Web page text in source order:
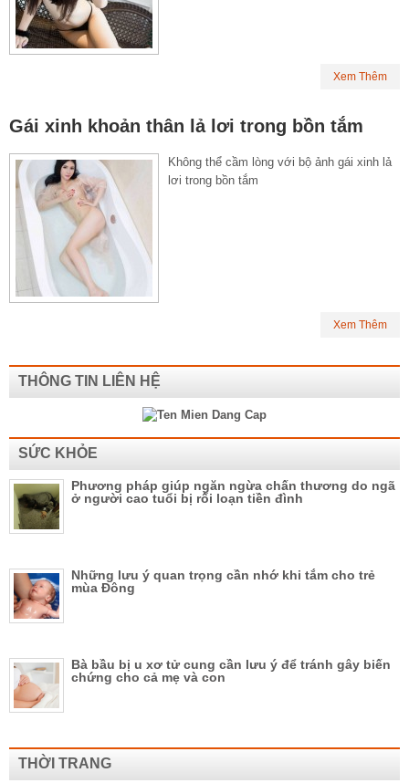
Xem Thêm
Gái xinh khoản thân lả lơi trong bồn tắm
Không thể cầm lòng với bộ ảnh gái xinh lả
lơi trong bồn tắm
Xem Thêm
THÔNG TIN LIÊN HỆ
SỨC KHỎE
Phương pháp giúp ngăn ngừa chấn thương do ngã
ở người cao tuổi bị rối loạn tiền đình
Những lưu ý quan trọng cần nhớ khi tắm cho trẻ
mùa Đông
Bà bầu bị u xơ tử cung cần lưu ý để tránh gây biến
chứng cho cả mẹ và con
THỜI TRANG